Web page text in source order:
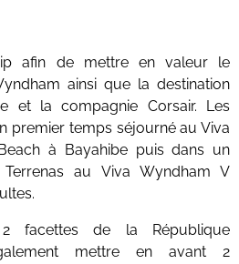
afin de mettre en valeur le
ainsi que la destination
et la compagnie Corsair. Les
premier temps séjourné au Viva
à Bayahibe puis dans un
au Viva Wyndham V
2 facettes de la République
mettre en avant 2